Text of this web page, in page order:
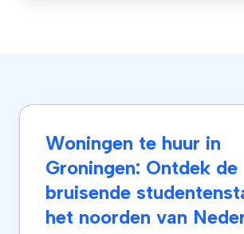
Woningen te huur in
Groningen: Ontdek de
bruisende
het noorden van